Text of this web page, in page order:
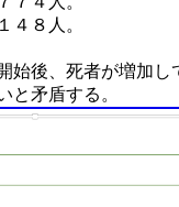
４８人。
始後、死者が増加し
と矛盾する。